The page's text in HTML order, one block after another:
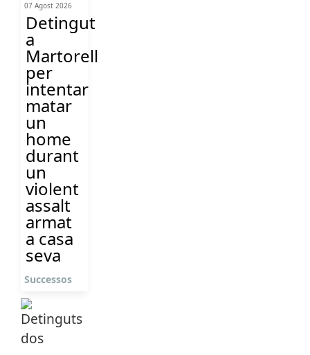
07 Agost 2026
Detingut
a
Martorell
per
intentar
matar
un
home
durant
un
violent
assalt
armat
a casa
seva
Successos